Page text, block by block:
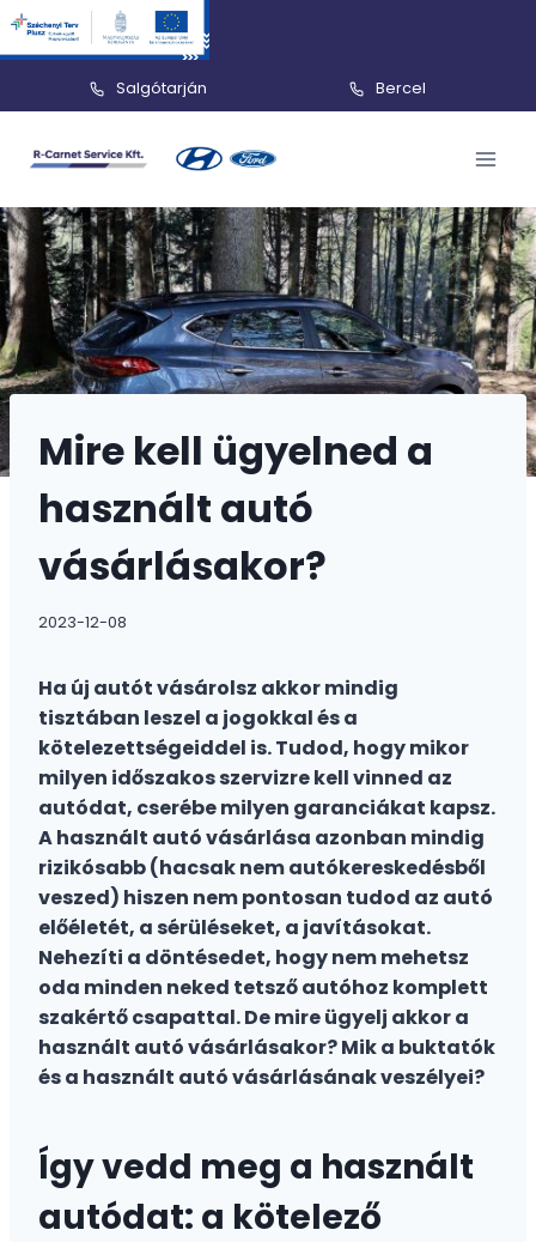
Salgótarján Bercel
Mire kell ügyelned a
használt autó
vásárlásakor?
2023-12-08
Ha új autót vásárolsz akkor mindig
tisztában leszel a jogokkal és a
kötelezettségeiddel is. Tudod, hogy mikor
milyen időszakos szervizre kell vinned az
autódat, cserébe milyen garanciákat kapsz.
A használt autó vásárlása azonban mindig
rizikósabb (hacsak nem autókereskedésből
veszed) hiszen nem pontosan tudod az autó
előéletét, a sérüléseket, a javításokat.
Nehezíti a döntésedet, hogy nem mehetsz
oda minden neked tetsző autóhoz komplett
szakértő csapattal. De mire ügyelj akkor a
használt autó vásárlásakor? Mik a buktatók
és a használt autó vásárlásának veszélyei?
Így vedd meg a használt
autódat: a kötelező